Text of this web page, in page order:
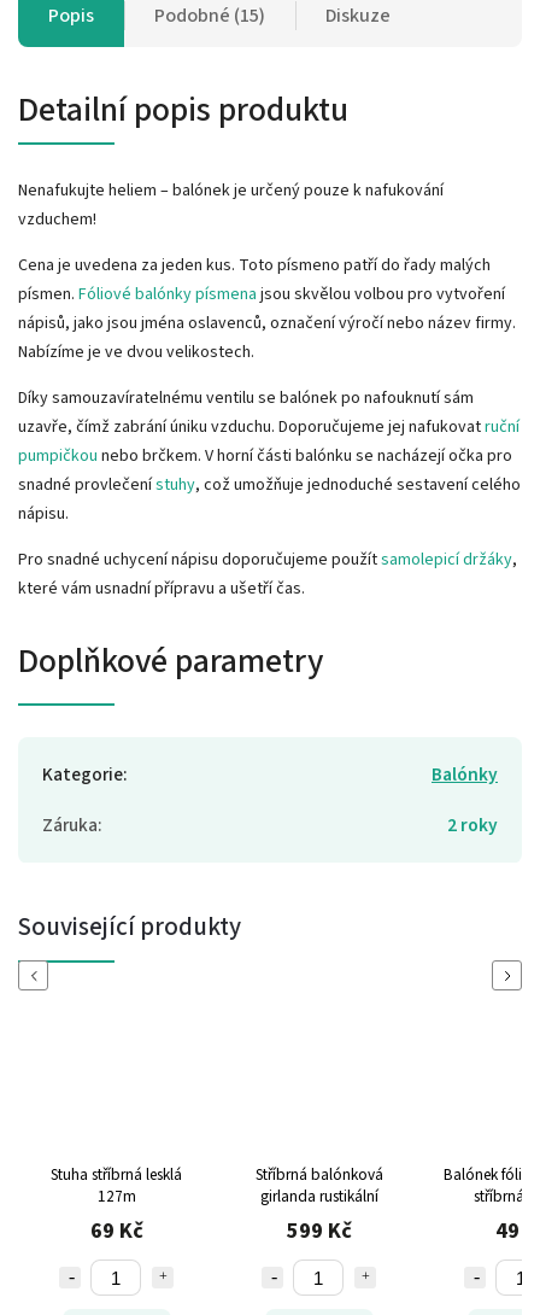
Popis Podobné (15) Diskuze
Detailní popis produktu
Nenafukujte heliem – balónek je určený pouze k nafukování
vzduchem!
Cena je uvedena za jeden kus. Toto písmeno patří do řady malých
písmen. Fóliové balónky písmena jsou skvělou volbou pro vytvoření
nápisů, jako jsou jména oslavenců, označení výročí nebo název firmy.
Nabízíme je ve dvou velikostech.
Díky samouzavíratelnému ventilu se balónek po nafouknutí sám
uzavře, čímž zabrání úniku vzduchu. Doporučujeme jej nafukovatruční
pumpičkou nebo brčkem. V horní části balónku se nacházejí očka pro
snadné provlečenístuhy, což umožňuje jednoduché sestavení celého
nápisu.
Pro snadné uchycení nápisu doporučujeme použítsamolepicí držáky,
které vám usnadní přípravu a ušetří čas.
Doplňkové parametry
Kategorie:
Balónky
Záruka: 2 roky
Související produkty
Previous
Stuha stříbrná lesklá
127m
69 Kč
Stříbrná balónková
girlanda rustikální
599 Kč
Balónek
stříbrná
49
Next